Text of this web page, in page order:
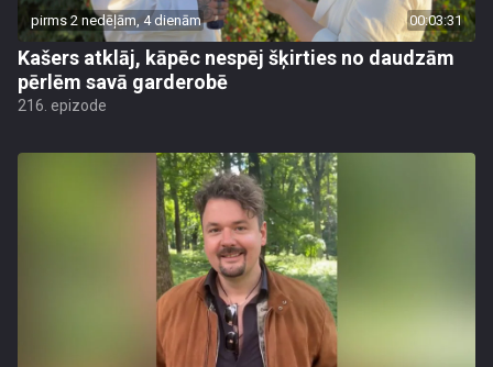
pirms 2 nedēļām, 4 dienām 00:03:31
Kašers atklāj, kāpēc nespēj šķirties no daudzām
pērlēm savā garderobē
216. epizode